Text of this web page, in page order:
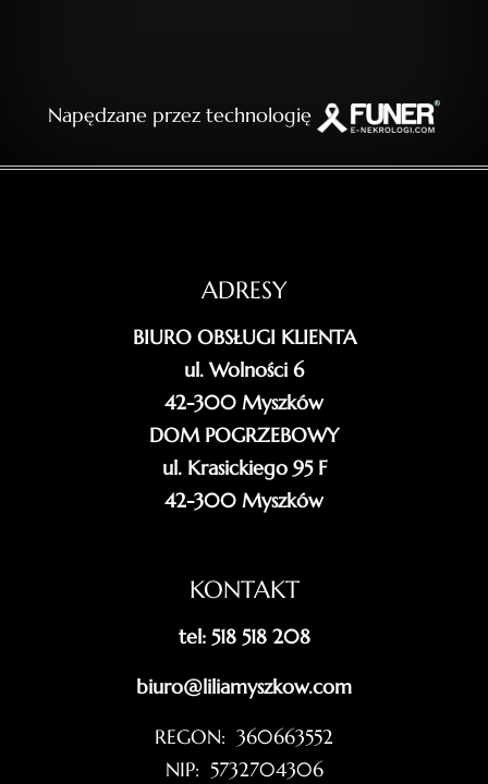
Napędzane przez technologię
ADRESY
BIURO OBSŁUGI KLIENTA
ul. Wolności 6
42-300 Myszków
DOM POGRZEBOWY
ul. Krasickiego 95 F
42-300 Myszków
KONTAKT
tel: 518 518 208
biuro@liliamyszkow.com
REGON: 360663552
NIP: 5732704306